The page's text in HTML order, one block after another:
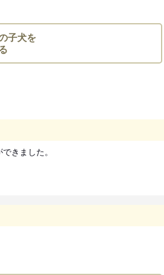
ことが義務付けられております。
必ず事業所にて見学・対面を行った上、お
子犬を
きました。